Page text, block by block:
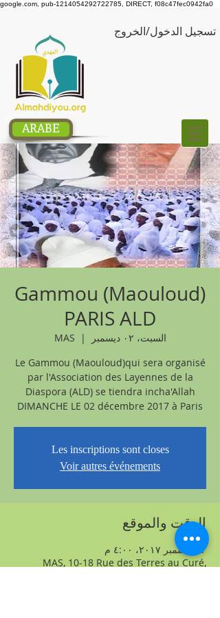
google.com, pub-1214054292722785, DIRECT, f08c47fec0942fa0
تسجيل الدخول/الخروج
ARABE
Gammou (Maouloud)
PARIS ALD
السبت، ٠٢ ديسمبر
  |
MAS
Le Gammou (Maouloud)qui sera organisé
par l'Association des Layennes de la
Diaspora (ALD) se tiendra incha'Allah
DIMANCHE LE 02 décembre 2017 à Paris
Les inscriptions sont closes
Voir autres événements
الوقت والموقع
٠٢ ديسمبر ٢٠١٧، ٤:٠٠ م
MAS, 10-18 Rue des Terres au Curé,